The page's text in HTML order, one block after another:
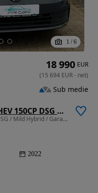
1 / 6
Volkswagen Golf 1.5 eTSI MHEV 150CP DSG Life
1498 cm3 • 150 CP • 1.5 eTSI / 150cp / DSG / Mild Hybrid / Garantie / Finantare
2022
18 990 EUR
(15 694 EUR- net)
Sub medie